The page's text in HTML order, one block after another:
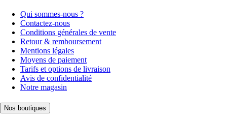
Qui sommes-nous ?
Contactez-nous
Conditions générales de vente
Retour & remboursement
Mentions légales
Moyens de paiement
Tarifs et options de livraison
Avis de confidentialité
Notre magasin
Nos boutiques